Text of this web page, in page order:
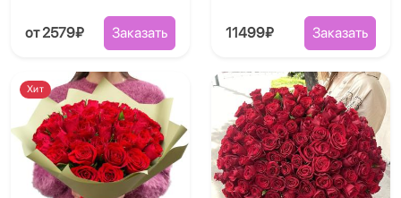
от 2579₽ Заказать 11499₽ Заказать
Хит